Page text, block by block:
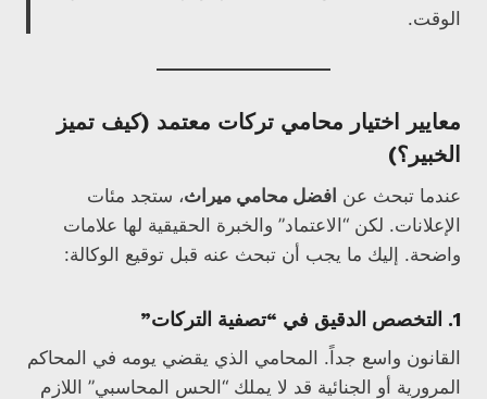
الوقت.
معايير اختيار محامي تركات معتمد (كيف تميز
الخبير؟)
عندما تبحث عن افضل محامي ميراث، ستجد مئات
الإعلانات. لكن “الاعتماد” والخبرة الحقيقية لها علامات
واضحة. إليك ما يجب أن تبحث عنه قبل توقيع الوكالة:
1. التخصص الدقيق في “تصفية التركات”
القانون واسع جداً. المحامي الذي يقضي يومه في المحاكم
المرورية أو الجنائية قد لا يملك “الحس المحاسبي” اللازم